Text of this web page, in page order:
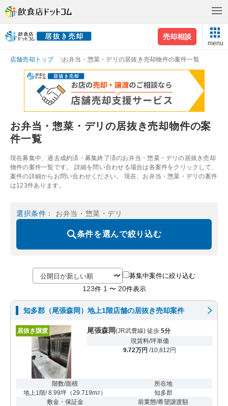
売却相談
menu
店舗売却トップ お弁当・惣菜・デリの居抜き売却物件の案件一覧
お弁当・惣菜・デリの居抜き売却物件の案
件一覧
現在募集中、過去成約済・募集終了済のお弁当・惣菜・デリの居抜き売却
物件の案件一覧です。 詳細を問い合わせる場合は各案件をクリックして、
案件の詳細からお問い合わせください。 現在、お弁当・惣菜・デリの案件
は123件あります。
選択条件 ： お弁当・惣菜・デリ
条件を選んで絞り込む
募集中案件に絞り込む
123件 1 〜 20件表示
知多郡（尾張森岡）地上1階店舗の居抜き売却案件
居抜き譲渡 尾張森岡(JR武豊線) 徒歩 5分
現賃料/坪単価
9.72万円 /10,812円
階数/面積
地上1階/ 8.99坪 （29.719m2 ）
所在地
知多郡
敷金・保証金
前業態/希望譲渡額